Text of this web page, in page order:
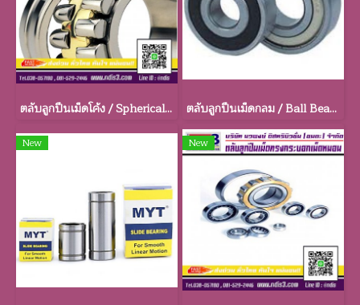
ตลับลูกปืนเม็ดโค้ง / Spherical Roller Bearings ตลับลูกปืนเม็ดกลม / Ball Bearings
New New